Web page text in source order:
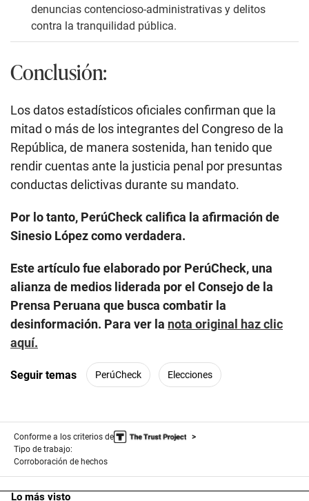
denuncias contencioso-administrativas y delitos
contra la tranquilidad pública.
Conclusión:
Los datos estadísticos oficiales confirman que la
mitad o más de los integrantes del Congreso de la
República, de manera sostenida, han tenido que
rendir cuentas ante la justicia penal por presuntas
conductas delictivas durante su mandato.
Por lo tanto, PerúCheck califica la afirmación de
Sinesio López como verdadera.
Este artículo fue elaborado por PerúCheck, una
alianza de medios liderada por el Consejo de la
Prensa Peruana que busca combatir la
desinformación. Para ver la nota original haz clic
aquí.
Seguir temas PerúCheck Elecciones
Conforme a los criterios de
Tipo de trabajo:
Corroboración de hechos
Lo más visto